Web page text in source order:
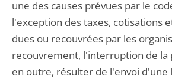
une des causes prévues par le
l'exception des taxes, cotisations
dues ou recouvrées par les
recouvrement, l'interruption de la
en outre, résulter de l'envoi d'une